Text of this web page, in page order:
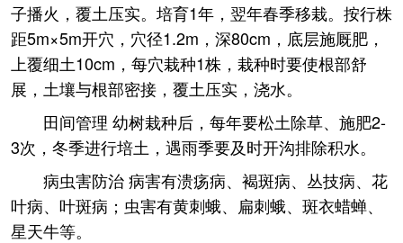
子播火，覆土压实。培育1年，翌年春季移栽。按行株
距5m×5m开穴，穴径1.2m，深80cm，底层施厩肥，
上覆细土10cm，每穴栽种1株，栽种时要使根部舒
展，土壤与根部密接，覆土压实，浇水。
田间管理 幼树栽种后，每年要松土除草、施肥2-
3次，冬季进行培土，遇雨季要及时开沟排除积水。
病虫害防治 病害有溃疡病、褐斑病、丛技病、花
叶病、叶斑病；虫害有黄刺蛾、扁刺蛾、斑衣蜡蝉、
星天牛等。